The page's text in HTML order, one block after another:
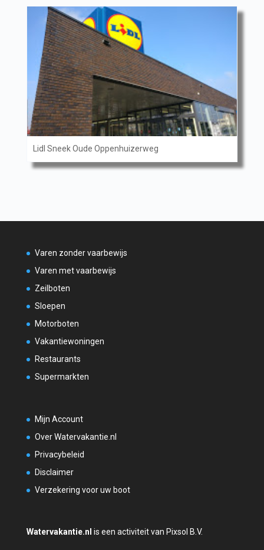
Lidl Sneek Oude Oppenhuizerweg
Varen zonder vaarbewijs
Varen met vaarbewijs
Zeilboten
Sloepen
Motorboten
Vakantiewoningen
Restaurants
Supermarkten
Mijn Account
Over Watervakantie.nl
Privacybeleid
Disclaimer
Verzekering voor uw boot
Watervakantie.nl is een activiteit van Pixsol B.V.